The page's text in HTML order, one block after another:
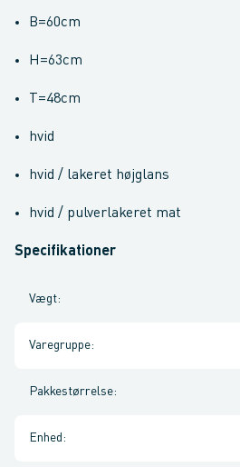
B=60cm
H=63cm
T=48cm
hvid
hvid / lakeret højglans
hvid / pulverlakeret mat
Specifikationer
Vægt:
Varegruppe:
Pakkestørrelse:
Enhed :